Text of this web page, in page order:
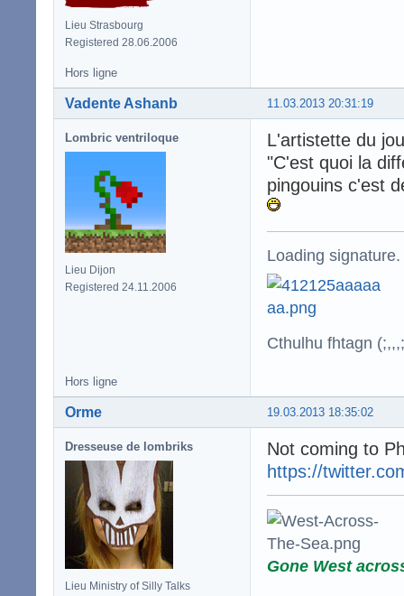
Lieu Strasbourg
Registered 28.06.2006
Hors ligne
11.03.2013 20:31:19
Vadente Ashanb
Lombric ventriloque
Lieu Dijon
Registered 24.11.2006
L'artistette du
"C'est quoi la
pingouins c'est
Loading signature.
Cthulhu fhtagn
Hors ligne
19.03.2013 18:35:02
Orme
Dresseuse de lombriks
Lieu Ministry of Silly Talks
Not coming to
https://
Gone West